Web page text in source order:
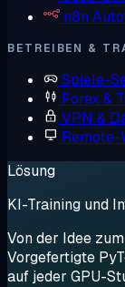
n8n
BETREIBEN &
Spiele-
Forex &
VPN &
Remote-
Lösung
KI-Training und
Von der Idee
Vorgefertigte
auf jeder GPU-